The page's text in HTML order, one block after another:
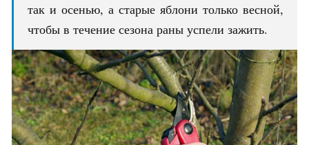
так и осенью, а старые яблони только весной,
чтобы в течение сезона раны успели зажить.